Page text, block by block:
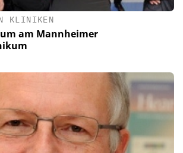
KLINIKEN
am Mannheimer